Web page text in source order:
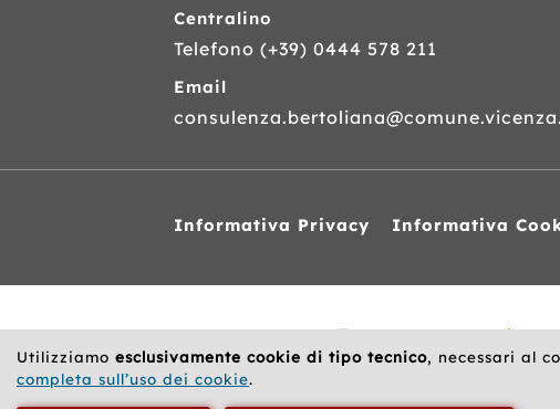
Utilizziamo esclusivamente cookie di tipo tecnico, necessari al
completa sull’uso dei cookie.
Centralino
Telefono (+39) 0444 578 211
Email
Informativa Privacy Informativa
web
correlati